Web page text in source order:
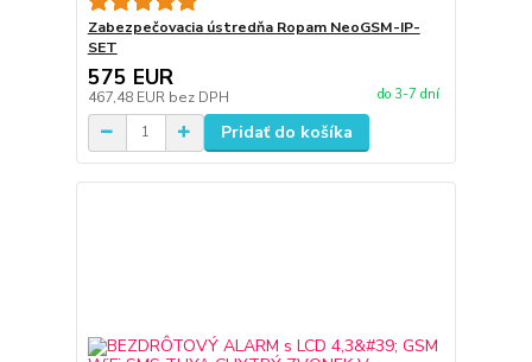
Zabezpečovacia ústredňa Ropam NeoGSM-IP-
SET
575 EUR
467,48 EUR bez DPH do 3-7 dní
Pridať do košíka